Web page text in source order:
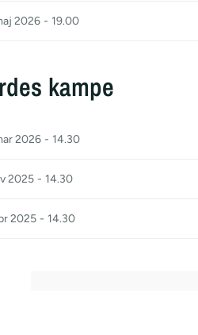
2026 - 19.00
kampe
2026 - 14.30
2025 - 14.30
2025 - 14.30